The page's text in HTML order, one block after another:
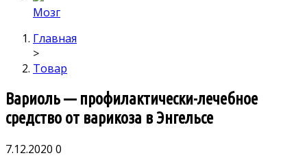
Мозг
Главная
>
Товар
Вариоль — профилактически-лечебное
средство от варикоза в Энгельсе
7.12.2020 0